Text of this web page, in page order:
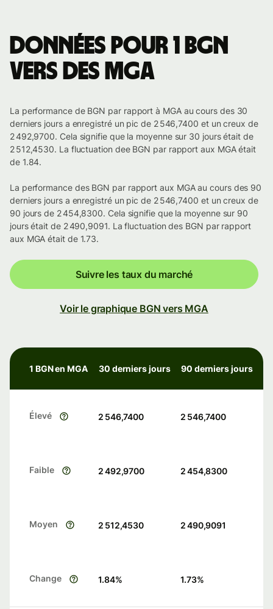
Données pour 1 BGN
vers des MGA
La performance de BGN par rapport à MGA au cours des 30
derniers jours a enregistré un pic de 2 546,7400 et un creux de
2 492,9700. Cela signifie que la moyenne sur 30 jours était de
2 512,4530. La fluctuation dee BGN par rapport aux MGA était
de 1.84.
La performance des BGN par rapport aux MGA au cours des 90
derniers jours a enregistré un pic de 2 546,7400 et un creux de
90 jours de 2 454,8300. Cela signifie que la moyenne sur 90
jours était de 2 490,9091. La fluctuation des BGN par rapport
aux MGA était de 1.73.
Suivre les taux du marché
Voir le graphique BGN vers MGA
1 BGN en MGA 30 derniers jours 90 derniers jours
Élevé 2 546,7400 2 546,7400
Faible 2 492,9700 2 454,8300
Moyen 2 512,4530 2 490,9091
Change 1.84% 1.73%